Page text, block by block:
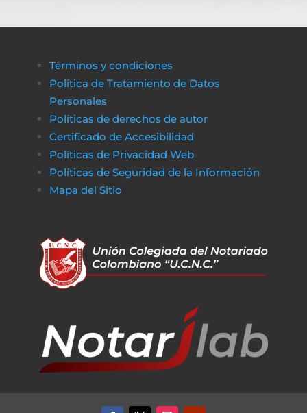
Términos y condiciones
Política de Tratamiento de Datos
Personales
Políticas de derechos de autor
Certificado de Accesibilidad
Políticas de Privacidad Web
Políticas de Seguridad de la Información
Mapa del Sitio